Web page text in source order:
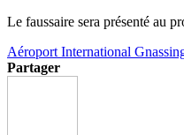
Le faussaire sera présenté au
Aéroport International
Partager